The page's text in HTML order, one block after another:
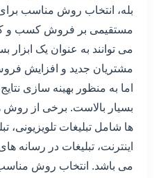
بله، انتخاب روش مناسب برای
مستقیمی بر فروش کسب و کار
می توانند به عنوان یک ابزار
مشتریان جدید و افزایش
اما به منظور بهینه سازی
بسیار بالاست. برخی از روش
ها شامل تبلیغات تلویزیونی،
اینترنت، تبلیغات در رسانه
می باشد. انتخاب روش مناسب